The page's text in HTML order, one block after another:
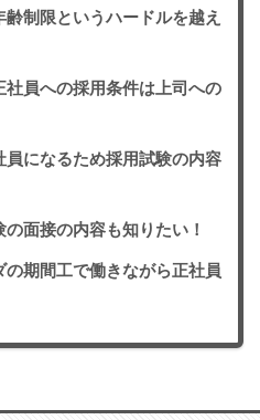
制限というハードルを越え
社員への採用条件は上司への
員になるため採用試験の内容
面接の内容も知りたい！
期間工で働きながら正社員